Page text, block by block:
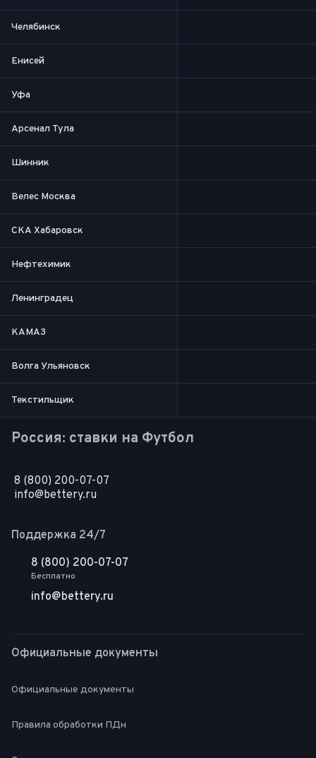
Челябинск
Енисей
Уфа
Арсенал Тула
Шинник
Велес Москва
СКА Хабаровск
Нефтехимик
Ленинградец
КАМАЗ
Волга Ульяновск
Текстильщик
Россия: ставки на Футбол
8 (800) 200-07-07
info@bettery.ru
Поддержка 24/7
8 (800) 200-07-07
Бесплатно
info@bettery.ru
Официальные документы
Официальные документы
Правила обработки ПДн